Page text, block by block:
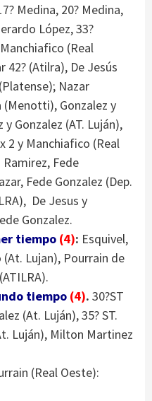
Medina, 20? Medina,
López, 33?
(Real
42? (Atilra), De Jesús
Nazar
(Menotti), Gonzalez y
Gonzalez (AT. Luján),
2 y Manchiafico (Real
Fede
Fede Gonzalez (Dep.
De Jesus y
Gonzalez.
tiempo (4): Esquivel,
Lujan), Pourrain de
tiempo (4). 30?ST
(At. Luján), 35? ST.
Luján), Milton Martinez
(Real Oeste):